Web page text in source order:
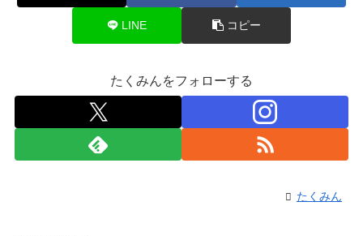
LINE コピー
たくみんをフォローする
たくみん